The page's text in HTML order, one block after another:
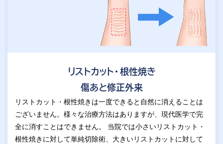
リストカット・根性焼き
傷あと修正外来
リストカット・根性焼きは一度できると自然に消えることは
ございません。様々な治療方法はありますが、現代医学で完
全に消すことはできません。 当院では小さいリストカット・
根性焼きに対して単純切除術、大きいリストカットに対して